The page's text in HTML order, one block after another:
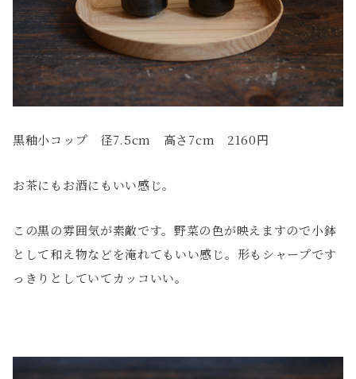
黒釉小コップ 径7.5cm 高さ7cm 2160円
お茶にもお酒にもいい感じ。
この黒の雰囲気が素敵です。野菜の色が映えますので小鉢
として和え物などを淹れてもいい感じ。形もシャープです
っきりとしていてカッコいい。